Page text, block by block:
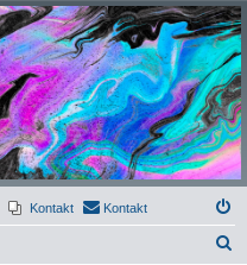
und Accessoires
Kontakt Kontakt